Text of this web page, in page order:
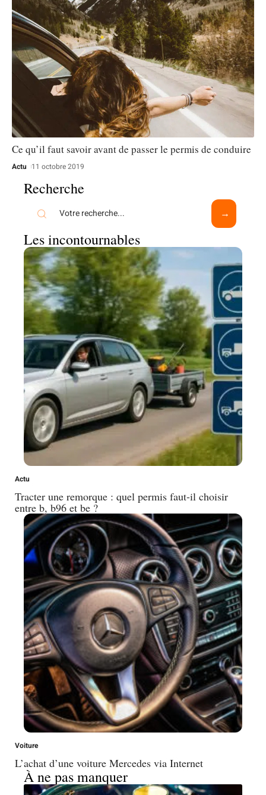
Ce qu’il faut savoir avant de passer le permis de conduire
Actu 11 octobre 2019
Recherche
Les incontournables
Actu
Tracter une remorque : quel permis faut-il choisir
entre b, b96 et be ?
Voiture
L’achat d’une voiture Mercedes via Internet
À ne pas manquer